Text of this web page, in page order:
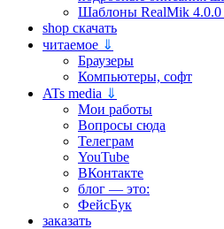
Шаблоны RealMik
shop скачать
читаемое ⇓
Браузеры
Компьютеры, софт
ATs media ⇓
Мои работы
Вопросы сюда
Телеграм
YouTube
ВКонтакте
блог — это:
ФейсБук
заказать